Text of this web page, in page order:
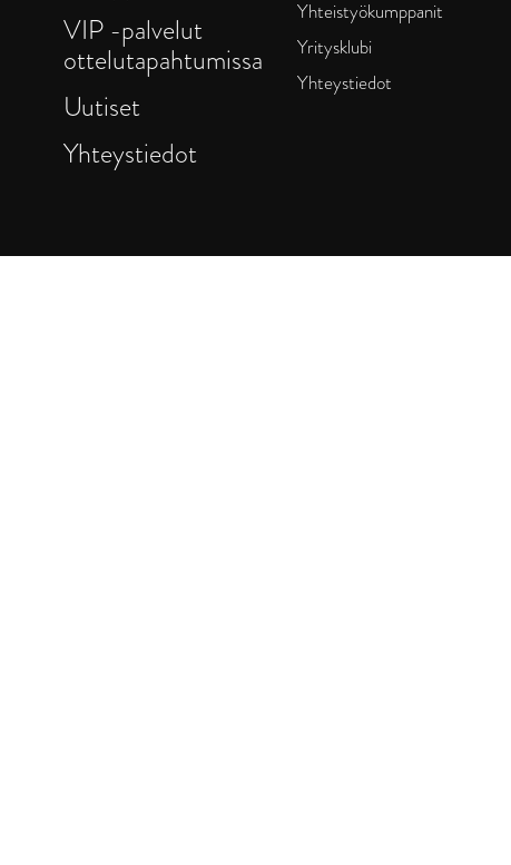
VIP -palvelut
ottelutapahtumissa
Uutiset
Yhteystiedot
Yhteistyökumppanit
Yritysklubi
Yhteystiedot